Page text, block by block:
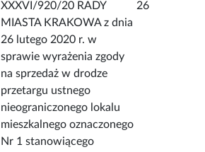
XXXVI/920/20 RADY
MIASTA KRAKOWA z dnia
26 lutego 2020 r. w
sprawie wyrażenia zgody
na sprzedaż w drodze
przetargu ustnego
nieograniczonego lokalu
mieszkalnego oznaczonego
Nr 1 stanowiącego
26